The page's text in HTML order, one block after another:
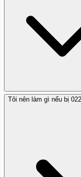
áp lực của công ty,
chuẩn ứng xử.
nhiều cuộc gọi.
Các nhận xét được
chi tiết trong các
Tôi nên làm gì nếu bị